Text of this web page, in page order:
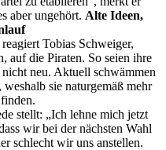
aber ungehört. Alte Ideen,
Tobias Schweiger,
auf die Piraten. So seien ihre
neu. Aktuell schwämmen
sie naturgemäß mehr
stellt: „Ich lehne mich jetzt
wir bei der nächsten Wahl
schlecht wir uns anstellen.